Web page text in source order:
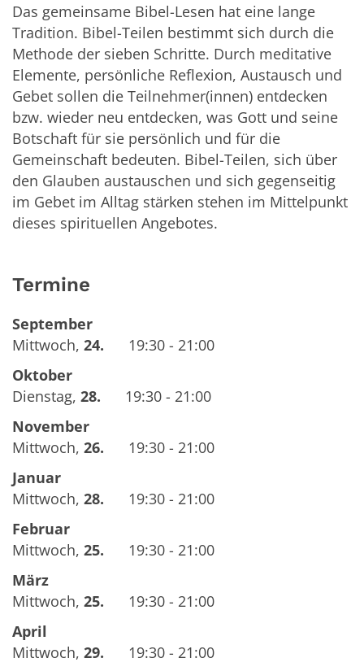
Das gemeinsame Bibel-Lesen hat eine lange
Tradition. Bibel-Teilen bestimmt sich durch die
Methode der sieben Schritte. Durch meditative
Elemente, persönliche Reflexion, Austausch und
Gebet sollen die Teilnehmer(innen) entdecken
bzw. wieder neu entdecken, was Gott und seine
Botschaft für sie persönlich und für die
Gemeinschaft bedeuten. Bibel-Teilen, sich über
den Glauben austauschen und sich gegenseitig
im Gebet im Alltag stärken stehen im Mittelpunkt
dieses spirituellen Angebotes.
Termine
September
Mittwoch, 24.
19:30 - 21:00
Oktober
Dienstag, 28.
19:30 - 21:00
November
Mittwoch, 26.
19:30 - 21:00
Januar
Mittwoch, 28.
19:30 - 21:00
Februar
Mittwoch, 25.
19:30 - 21:00
März
Mittwoch, 25.
19:30 - 21:00
April
Mittwoch, 29.
19:30 - 21:00